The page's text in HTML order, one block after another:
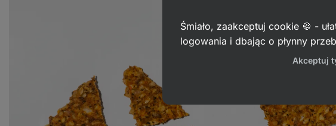
Śmiało, zaakceptuj cookie 🍪 -
logowania i dbając o płynny
Akceptuj